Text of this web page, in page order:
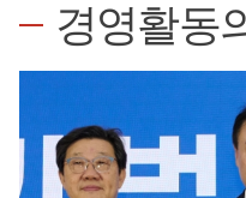
경영활동